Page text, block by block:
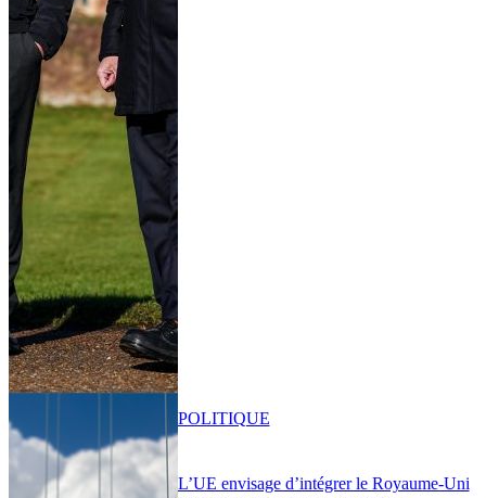
L’UE envisage d’intégrer le Royaume-Uni
POLITIQUE